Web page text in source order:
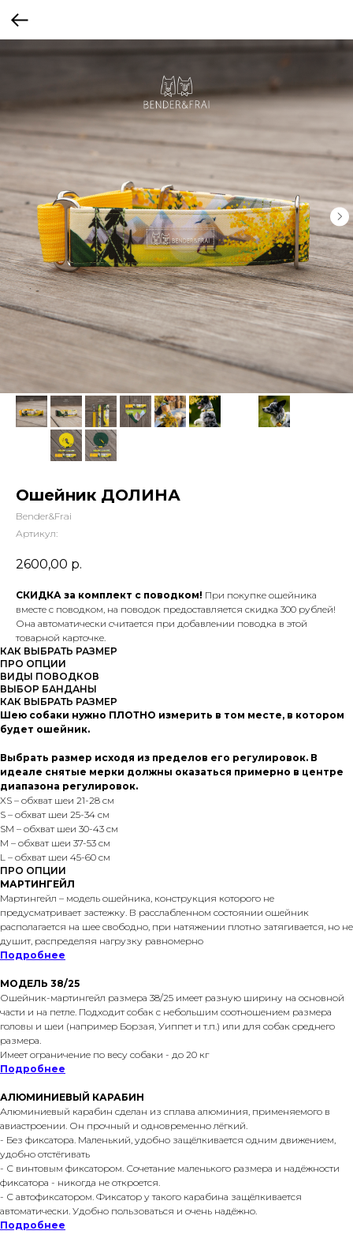
Ошейник ДОЛИНА
Bender&Frai
Артикул:
2600,00 р.
СКИДКА за комплект с поводком! При покупке ошейника
вместе с поводком, на поводок предоставляется скидка 300 рублей!
Она автоматически считается при добавлении поводка в этой
товарной карточке.
КАК ВЫБРАТЬ РАЗМЕР
ПРО ОПЦИИ
ВИДЫ ПОВОДКОВ
ВЫБОР БАНДАНЫ
КАК ВЫБРАТЬ РАЗМЕР
Шею собаки нужно ПЛОТНО измерить в том месте, в котором
будет ошейник.
Выбрать размер исходя из пределов его регулировок. В
идеале снятые мерки должны оказаться примерно в центре
диапазона регулировок.
XS – обхват шеи 21-28 см
S – обхват шеи 25-34 см
SМ – обхват шеи 30-43 см
M – обхват шеи 37-53 см
L – обхват шеи 45-60 см
ПРО ОПЦИИ
МАРТИНГЕЙЛ
Мартингейл – модель ошейника, конструкция которого не
предусматривает застежку. В расслабленном состоянии ошейник
располагается на шее свободно, при натяжении плотно затягивается, но не
душит, распределяя нагрузку равномерно
Подробнее
МОДЕЛЬ 38/25
Ошейник-мартингейл размера 38/25 имеет разную ширину на основной
части и на петле. Подходит собак с небольшим соотношением размера
головы и шеи (например Борзая, Уиппет и т.п.) или для собак среднего
размера.
Имеет ограничение по весу собаки - до 20 кг
Подробнее
АЛЮМИНИЕВЫЙ КАРАБИН
Алюминиевый карабин сделан из сплава алюминия, применяемого в
авиастроении. Он прочный и одновременно лёгкий.
- Без фиксатора. Маленький, удобно защёлкивается одним движением,
удобно отстёгивать
- С винтовым фиксатором. Сочетание маленького размера и надёжности
фиксатора - никогда не откроется.
- С автофиксатором. Фиксатор у такого карабина защёлкивается
автоматически. Удобно пользоваться и очень надёжно.
Подробнее